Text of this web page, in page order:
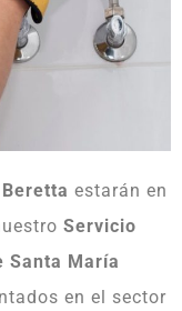
estarán en
Servicio
Santa María
en el sector